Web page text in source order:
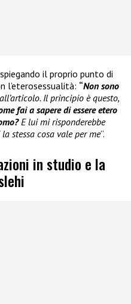
il proprio punto di
l’eterosessualità: “Non sono
Il principio è questo,
fai a sapere di essere etero
E lui mi risponderebbe
la stessa cosa vale per me”.
in studio e la